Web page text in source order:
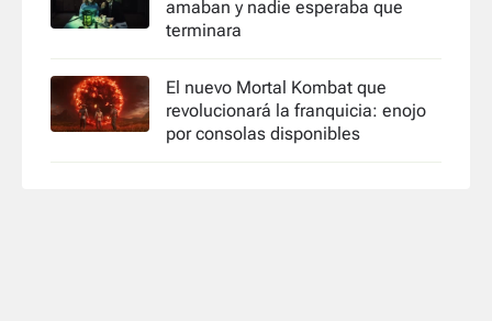
amaban y nadie esperaba que
terminara
El nuevo Mortal Kombat que
revolucionará la franquicia: enojo
por consolas disponibles